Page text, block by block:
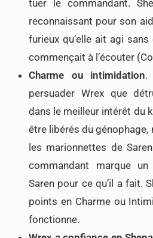
tuer le commandant.
reconnaissant pour son
furieux qu’elle ait agi
commençait à l’écouter
Charme ou intimidation.
persuader Wrex que
dans le meilleur intérêt du
être libérés du
les marionnettes de
commandant marque
Saren pour ce qu’il a fait.
points en Charme ou
fonctionne.